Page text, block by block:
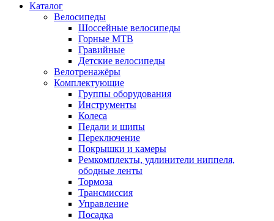
Каталог
Велосипеды
Шоссейные велосипеды
Горные МTB
Гравийные
Детские велосипеды
Велотренажёры
Комплектующие
Группы оборудования
Инструменты
Колеса
Педали и шипы
Переключение
Покрышки и камеры
Ремкомплекты, удлинители ниппеля,
ободные ленты
Тормоза
Трансмиссия
Управление
Посадка